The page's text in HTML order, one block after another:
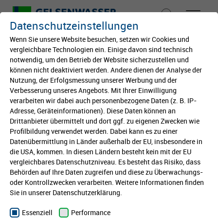
Startseite
Von klein auf
Bildung
Kultur
International
Stiftung
Unser Hauptanliegen
Datenschutzeinstellungen
Wenn Sie unsere Website besuchen, setzen wir Cookies und
vergleichbare Technologien ein. Einige davon sind technisch
notwendig, um den Betrieb der Website sicherzustellen und
können nicht deaktiviert werden. Andere dienen der Analyse der
Nutzung, der Erfolgsmessung unserer Werbung und der
Verbesserung unseres Angebots. Mit Ihrer Einwilligung
verarbeiten wir dabei auch personenbezogene Daten (z. B. IP-
Adresse, Geräteinformationen). Diese Daten können an
Drittanbieter übermittelt und dort ggf. zu eigenen Zwecken wie
Profilbildung verwendet werden. Dabei kann es zu einer
Datenübermittlung in Länder außerhalb der EU, insbesondere in
die USA, kommen. In diesen Ländern besteht kein mit der EU
vergleichbares Datenschutzniveau. Es besteht das Risiko, dass
Behörden auf Ihre Daten zugreifen und diese zu Überwachungs-
oder Kontrollzwecken verarbeiten. Weitere Informationen finden
Sie in unserer Datenschutzerklärung.
Essenziell Performance